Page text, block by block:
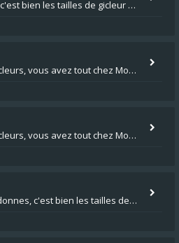
Les chiffres que tu donnes, c'est bien les tailles de gicleur ? Par contre tes "-2 tours" à quoi correspondent t'ils ?
Bonjour, pour les gicleurs, vous avez tout chez Motokristen à Bar sur Aube. https://www.motokristen.fr/ On peut aussi
Bonjour, pour les gicleurs, vous avez tout chez Motokristen à Bar sur Aube. https://www.motokristen.fr/produits/4946-l
Les chiffres que tu donnes, c'est bien les tailles de gicleur ? Par contre tes "-2 tours" à quoi correspondent t'ils ?